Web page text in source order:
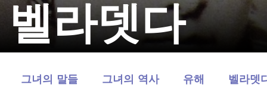
벨라뎃다
그녀의 말들 그녀의 역사 유해 벨라뎃